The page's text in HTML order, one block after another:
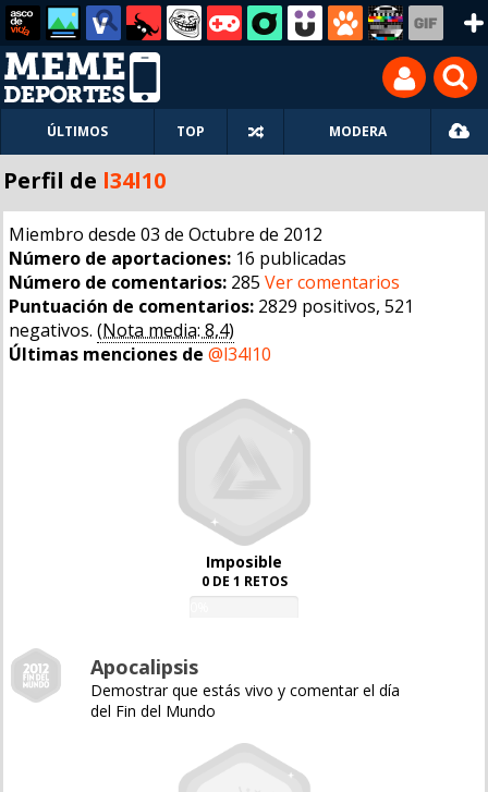
ÚLTIMOS TOP MODERA
Perfil de l34l10
Miembro desde 03 de Octubre de 2012
Número de aportaciones: 16 publicadas
Número de comentarios: 285 Ver comentarios
Puntuación de comentarios: 2829 positivos, 521
negativos. (Nota media: 8,4)
Últimas menciones de @l34l10
Imposible
0 DE 1 RETOS
Apocalipsis
Demostrar que estás vivo y comentar el día
del Fin del Mundo